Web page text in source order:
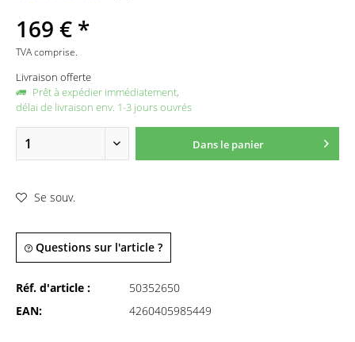
169 € *
TVA comprise.
Livraison offerte
Prêt à expédier immédiatement,
délai de livraison env. 1-3 jours ouvrés
Dans le panier
Se souv.
Questions sur l'article ?
Réf. d'article :
50352650
EAN:
4260405985449